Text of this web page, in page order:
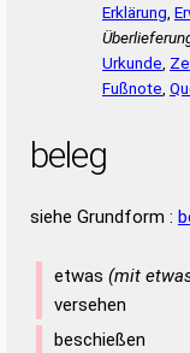
Erklärung
Urkunde
Fußnote
beleg
siehe Grundform :
etwas (mit
versehen
beschießen